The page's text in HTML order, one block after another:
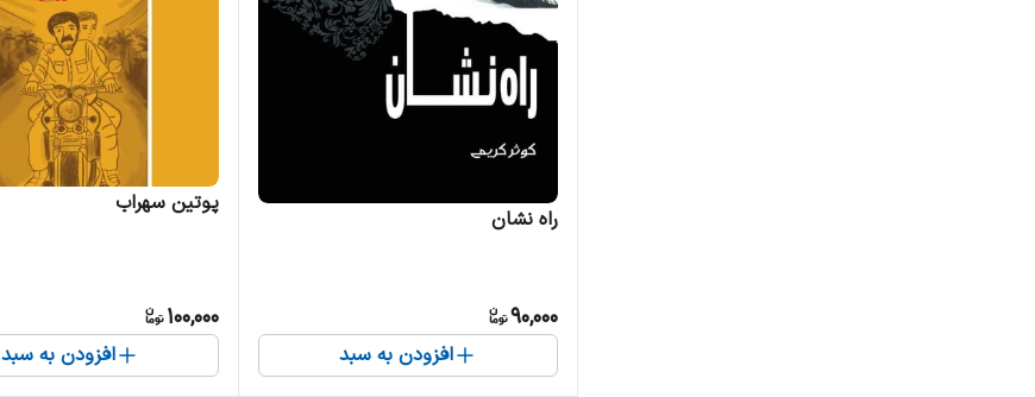
راه نشان
90,000
افزودن به سبد
پوتین سهراب
100,000
افزودن به سبد